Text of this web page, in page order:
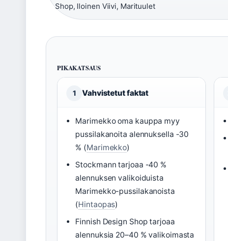
Shop, Iloinen Viivi, Marituulet
PIKAKATSAUS
1 Vahvistetut faktat
Marimekko oma kauppa myy
pussilakanoita alennuksella -30
% (Marimekko)
Stockmann tarjoaa -40 %
alennuksen valikoiduista
Marimekko-pussilakanoista
(Hintaopas)
Finnish Design Shop tarjoaa
alennuksia 20–40 % valikoimasta